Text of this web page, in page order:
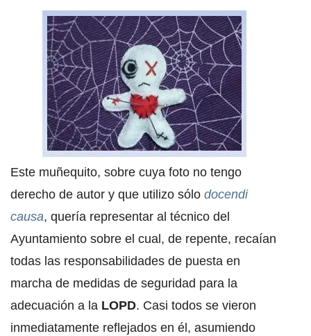
Este muñequito, sobre cuya foto no tengo
derecho de autor y que utilizo sólo docendi
causa, quería representar al técnico del
Ayuntamiento sobre el cual, de repente, recaían
todas las responsabilidades de puesta en
marcha de medidas de seguridad para la
adecuación a la LOPD. Casi todos se vieron
inmediatamente reflejados en él, asumiendo